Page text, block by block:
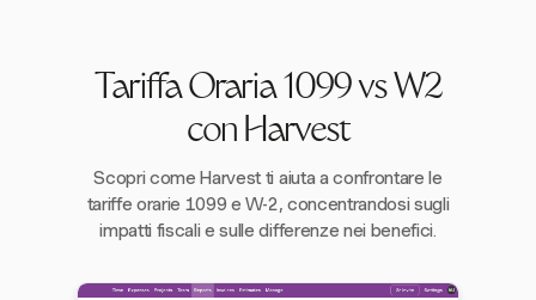
Tariffa Oraria 1099 vs W2
con Harvest
Scopri come Harvest ti aiuta a confrontare le
tariffe orarie 1099 e W-2, concentrandosi sugli
impatti fiscali e sulle differenze nei benefici.